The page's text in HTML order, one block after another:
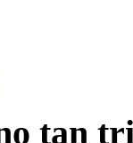
tan